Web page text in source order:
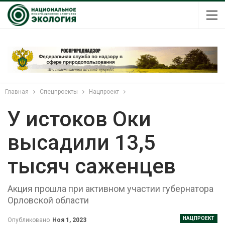
Главная Спецпроекты Нацпроект
У истоков Оки
высадили 13,5
тысяч саженцев
Акция прошла при активном участии губернатора
Орловской области
НАЦПРОЕКТ
Опубликовано Ноя 1, 2023